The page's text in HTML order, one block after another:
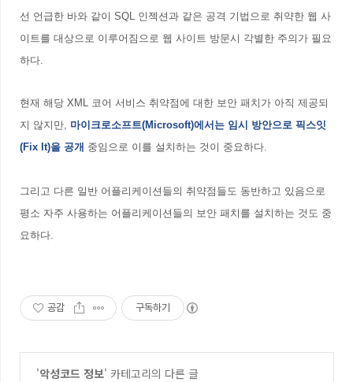
선 언급한 바와 같이 SQL 인젝션과 같은 공격 기법으로 취약한 웹 사
이트를 대상으로 이루어짐으로 웹 사이트 방문시 각별한 주의가 필요
하다.
현재 해당 XML 코어 서비스 취약점에 대한 보안 패치가 아직 제공되
지 않지만, 마이크로소프트(Microsoft)에서는 임시 방안으로 픽스잇
(Fix It)을 공개 중임으로 이를 설치하는 것이 중요하다.
그리고 다른 일반 어플리케이션들의 취약점들도 동반하고 있음으로
평소 자주 사용하는 어플리케이션들의 보안 패치를 설치하는 것도 중
요하다.
공감 구독하기
'악성코드 정보' 카테고리의 다른 글